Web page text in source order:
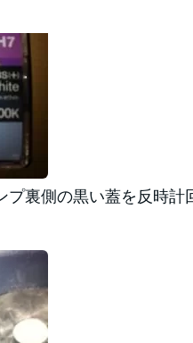
プ裏側の黒い蓋を反時計